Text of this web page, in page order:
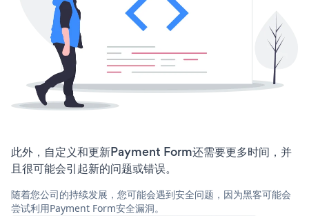
此外，自定义和更新Payment Form还需要更多时间，并
且很可能会引起新的问题或错误。
随着您公司的持续发展，您可能会遇到安全问题，因为黑客可能会
尝试利用Payment Form安全漏洞。